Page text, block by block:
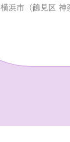
横浜市（鶴見区